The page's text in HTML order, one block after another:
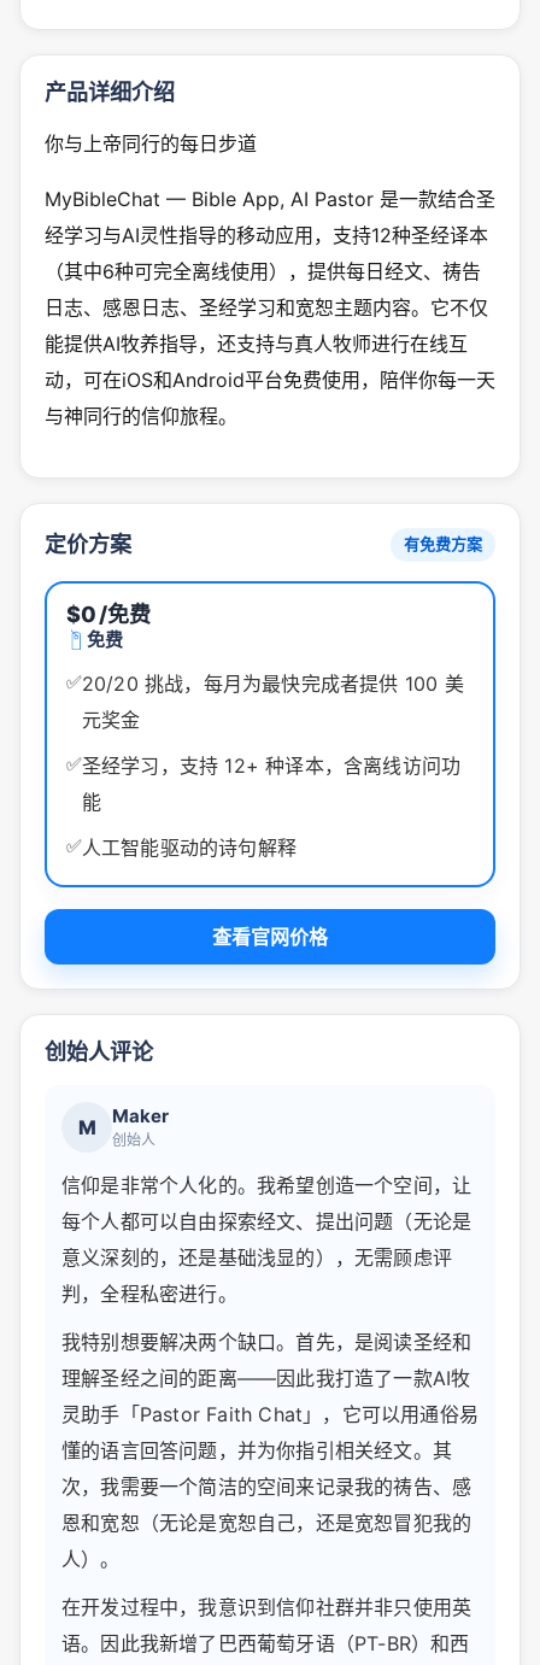
产品详细介绍
你与上帝同行的每日步道
MyBibleChat — Bible App, AI Pastor 是一款结合圣
经学习与AI灵性指导的移动应用，支持12种圣经译本
（其中6种可完全离线使用），提供每日经文、祷告
日志、感恩日志、圣经学习和宽恕主题内容。它不仅
能提供AI牧养指导，还支持与真人牧师进行在线互
动，可在iOS和Android平台免费使用，陪伴你每一天
与神同行的信仰旅程。
定价方案 有免费方案
$0/免费
免费
✅20/20 挑战，每月为最快完成者提供 100 美
元奖金
✅圣经学习，支持 12+ 种译本，含离线访问功
能
✅人工智能驱动的诗句解释
查看官网价格
创始人评论
M Maker
创始人
信仰是非常个人化的。我希望创造一个空间，让
每个人都可以自由探索经文、提出问题（无论是
意义深刻的，还是基础浅显的），无需顾虑评
判，全程私密进行。
我特别想要解决两个缺口。首先，是阅读圣经和
理解圣经之间的距离——因此我打造了一款AI牧
灵助手「Pastor Faith Chat」，它可以用通俗易
懂的语言回答问题，并为你指引相关经文。其
次，我需要一个简洁的空间来记录我的祷告、感
恩和宽恕（无论是宽恕自己，还是宽恕冒犯我的
人）。
在开发过程中，我意识到信仰社群并非只使用英
语。因此我新增了巴西葡萄牙语（PT-BR）和西